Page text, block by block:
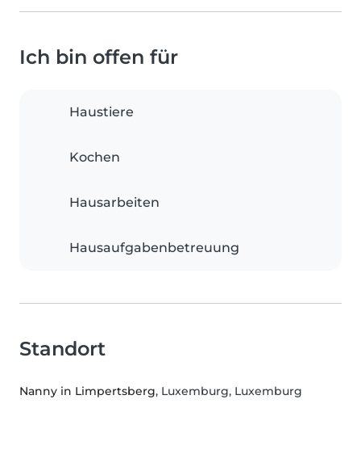
Ich bin offen für
Haustiere
Kochen
Hausarbeiten
Hausaufgabenbetreuung
Standort
Nanny in Limpertsberg, Luxemburg, Luxemburg